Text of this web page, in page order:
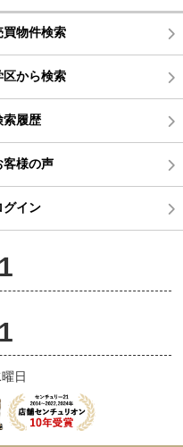
買物件検索
区から検索
索履歴
客様の声
グイン
日